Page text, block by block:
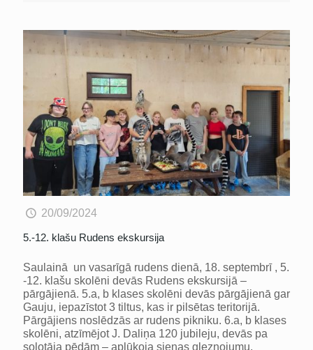
20/09/2024
5.-12. klašu Rudens ekskursija
Saulainā un vasarīgā rudens dienā, 18. septembrī , 5.
-12. klašu skolēni devās Rudens ekskursijā –
pārgājienā. 5.a, b klases skolēni devās pārgājienā gar
Gauju, iepazīstot 3 tiltus, kas ir pilsētas teritorijā.
Pārgājiens noslēdzās ar rudens pikniku. 6.a, b klases
skolēni, atzīmējot J. Daliņa 120 jubileju, devās pa
soļotāja pēdām – aplūkoja sienas gleznojumu,